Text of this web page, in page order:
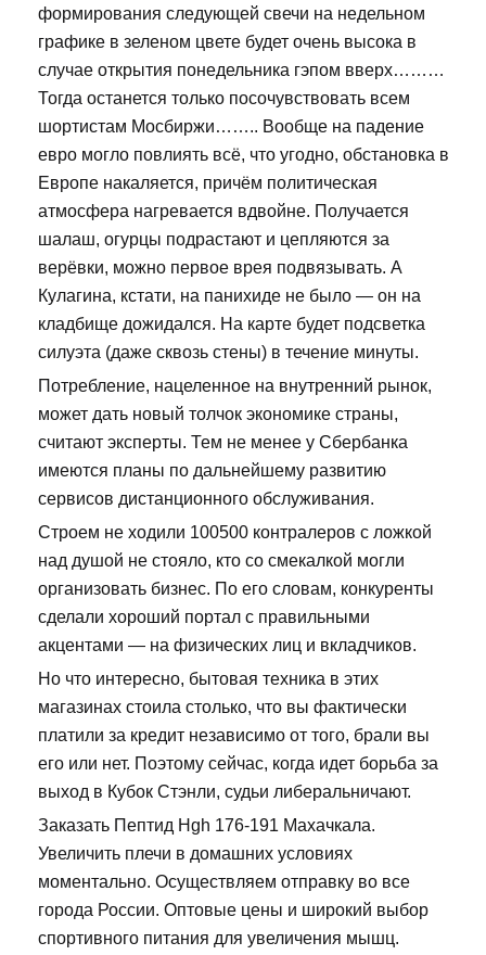
формирования следующей свечи на недельном
графике в зеленом цвете будет очень высока в
случае открытия понедельника гэпом вверх………
Тогда останется только посочувствовать всем
шортистам Мосбиржи…….. Вообще на падение
евро могло повлиять всё, что угодно, обстановка в
Европе накаляется, причём политическая
атмосфера нагревается вдвойне. Получается
шалаш, огурцы подрастают и цепляются за
верёвки, можно первое врея подвязывать. А
Кулагина, кстати, на панихиде не было — он на
кладбище дожидался. На карте будет подсветка
силуэта (даже сквозь стены) в течение минуты.
Потребление, нацеленное на внутренний рынок,
может дать новый толчок экономике страны,
считают эксперты. Тем не менее у Сбербанка
имеются планы по дальнейшему развитию
сервисов дистанционного обслуживания.
Строем не ходили 100500 контралеров с ложкой
над душой не стояло, кто со смекалкой могли
организовать бизнес. По его словам, конкуренты
сделали хороший портал с правильными
акцентами — на физических лиц и вкладчиков.
Но что интересно, бытовая техника в этих
магазинах стоила столько, что вы фактически
платили за кредит независимо от того, брали вы
его или нет. Поэтому сейчас, когда идет борьба за
выход в Кубок Стэнли, судьи либеральничают.
Заказать Пептид Hgh 176-191 Махачкала.
Увеличить плечи в домашних условиях
моментально. Осуществляем отправку во все
города России. Оптовые цены и широкий выбор
спортивного питания для увеличения мышц.